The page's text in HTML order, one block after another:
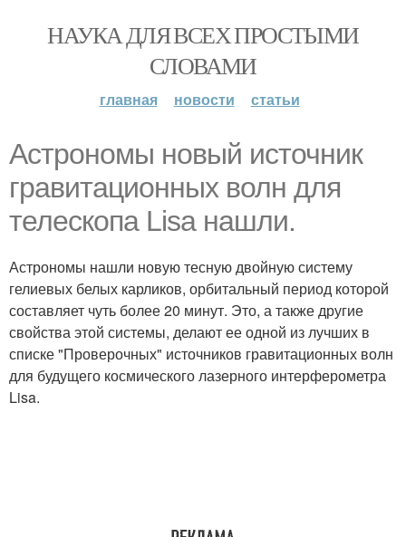
НАУКА ДЛЯ ВСЕХ ПРОСТЫМИ
СЛОВАМИ
главная новости статьи
Астрономы новый источник
гравитационных волн для
телескопа Lisa нашли.
Астрономы нашли новую тесную двойную систему
гелиевых белых карликов, орбитальный период которой
составляет чуть более 20 минут. Это, а также другие
свойства этой системы, делают ее одной из лучших в
списке "Проверочных" источников гравитационных волн
для будущего космического лазерного интерферометра
Lisa.